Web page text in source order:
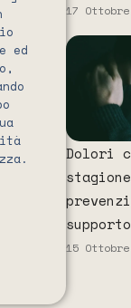
ed
17
Dolori
15